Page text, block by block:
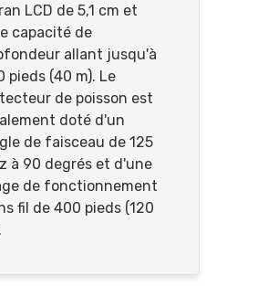
LCD de 5,1 cm et
capacité de
allant jusqu'à
pieds (40 m). Le
de poisson est
doté d'un
de faisceau de 125
à 90 degrés et d'une
de fonctionnement
fil de 400 pieds (120